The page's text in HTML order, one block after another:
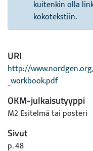
kuitenkin olla
kokotekstiin.
URI
http://
_workbook.pdf
OKM-julkaisutyyppi
M2 Esitelmä tai posteri
Sivut
p. 48